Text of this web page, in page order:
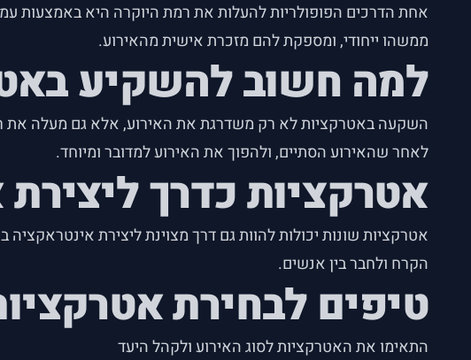
אחת הדרכים הפופולריות להעלות את רמת היוקרה היא באמצעות
ממשהו ייחודי, ומספקת להם מזכרת אישית מהאירוע.
למה חשוב להשקיע
השקעה באטרקציות לא רק משדרגת את האירוע, אלא גם מעלה את
לאחר שהאירוע הסתיים, ולהפוך את האירוע למדובר ומיוחד.
אטרקציות כדרך
אטרקציות שונות יכולות להוות גם דרך מצוינת ליצירת
הקרח ולחבר בין אנשים.
טיפים לבחירת
התאימו את האטרקציות לסוג האירוע ולקהל היעד